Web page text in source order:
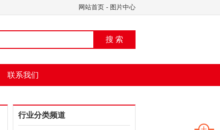
网站首页 - 图片中心
搜 索
联系我们
行业分类频道